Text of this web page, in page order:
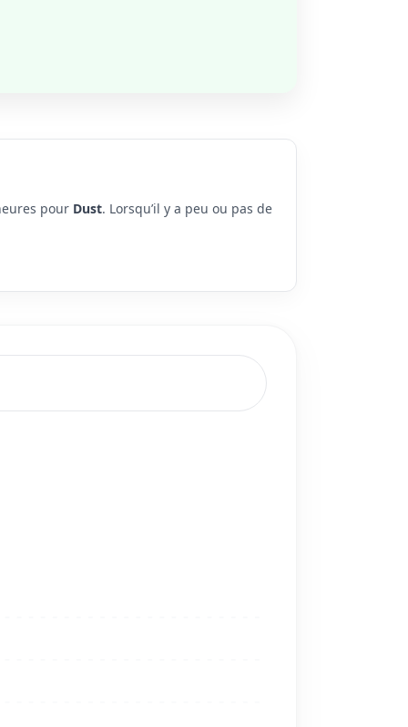
pour Dust. Lorsqu’il y a peu ou pas de